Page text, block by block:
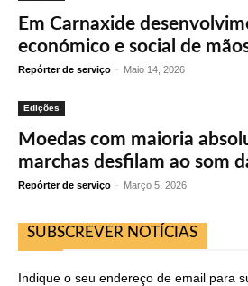
Em Carnaxide
económico e social de
Repórter de serviço - Maio 14, 2026
Edições
Moedas com maioria
marchas desfilam ao som
Repórter de serviço - Março 5, 2026
SUBSCREVER NOTÍCIAS
Indique o seu endereço de email para